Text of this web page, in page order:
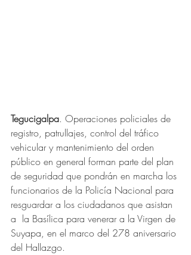
Tegucigalpa. Operaciones policiales de
registro, patrullajes, control del tráfico
vehicular y mantenimiento del orden
público en general forman parte del plan
de seguridad que pondrán en marcha los
funcionarios de la Policía Nacional para
resguardar a los ciudadanos que asistan
a  la Basílica para venerar a la Virgen de
Suyapa, en el marco del 278 aniversario
del Hallazgo.